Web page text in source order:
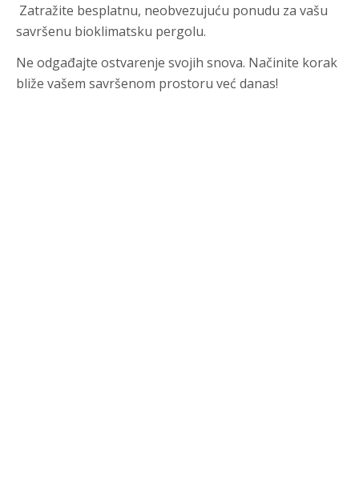
Zatražite besplatnu, neobvezujuću ponudu za vašu
savršenu bioklimatsku pergolu.
Ne odgađajte ostvarenje svojih snova. Načinite korak
bliže vašem savršenom prostoru već danas!